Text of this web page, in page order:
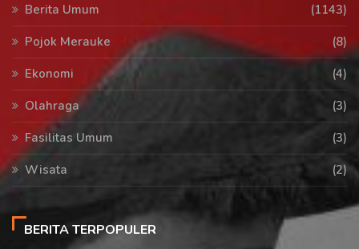
Berita Umum
(1143)
Pojok Merauke
(8)
Ekonomi
(4)
Olahraga
(3)
Fasilitas Umum
(3)
Wisata
(2)
BERITA TERPOPULER